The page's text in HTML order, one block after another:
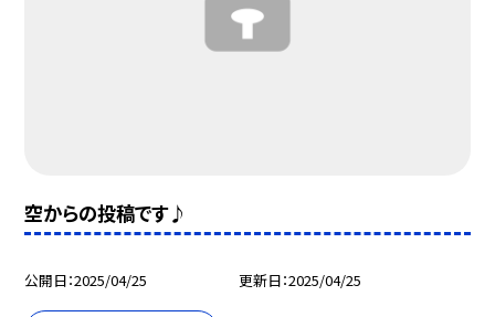
空からの投稿です♪
公開日 2025/04/25 更新日 2025/04/25